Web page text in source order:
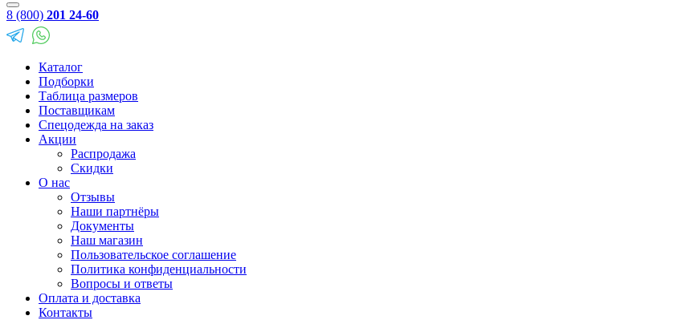
8 (800) 201 24-60
Каталог
Подборки
Таблица размеров
Поставщикам
Спецодежда на заказ
Акции
Распродажа
Скидки
О нас
Отзывы
Наши партнёры
Документы
Наш магазин
Пользовательское соглашение
Политика конфиденциальности
Вопросы и ответы
Оплата и доставка
Контакты